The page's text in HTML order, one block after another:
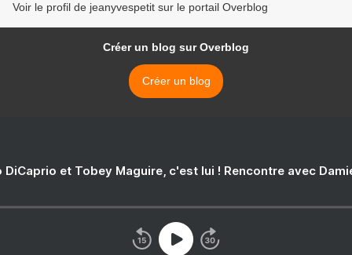
Voir le profil de jeanyvespetit sur le portail Overblog
Créer un blog sur Overblog
Créer un blog
DiCaprio et Tobey Maguire, c'est lui ! Rencontre avec